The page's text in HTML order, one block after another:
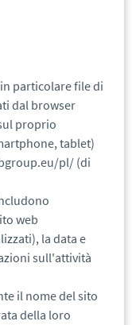
particolare file di
dal browser
proprio
tablet)
pl/ (di
web
la data e
sull'attività
il nome del sito
della loro